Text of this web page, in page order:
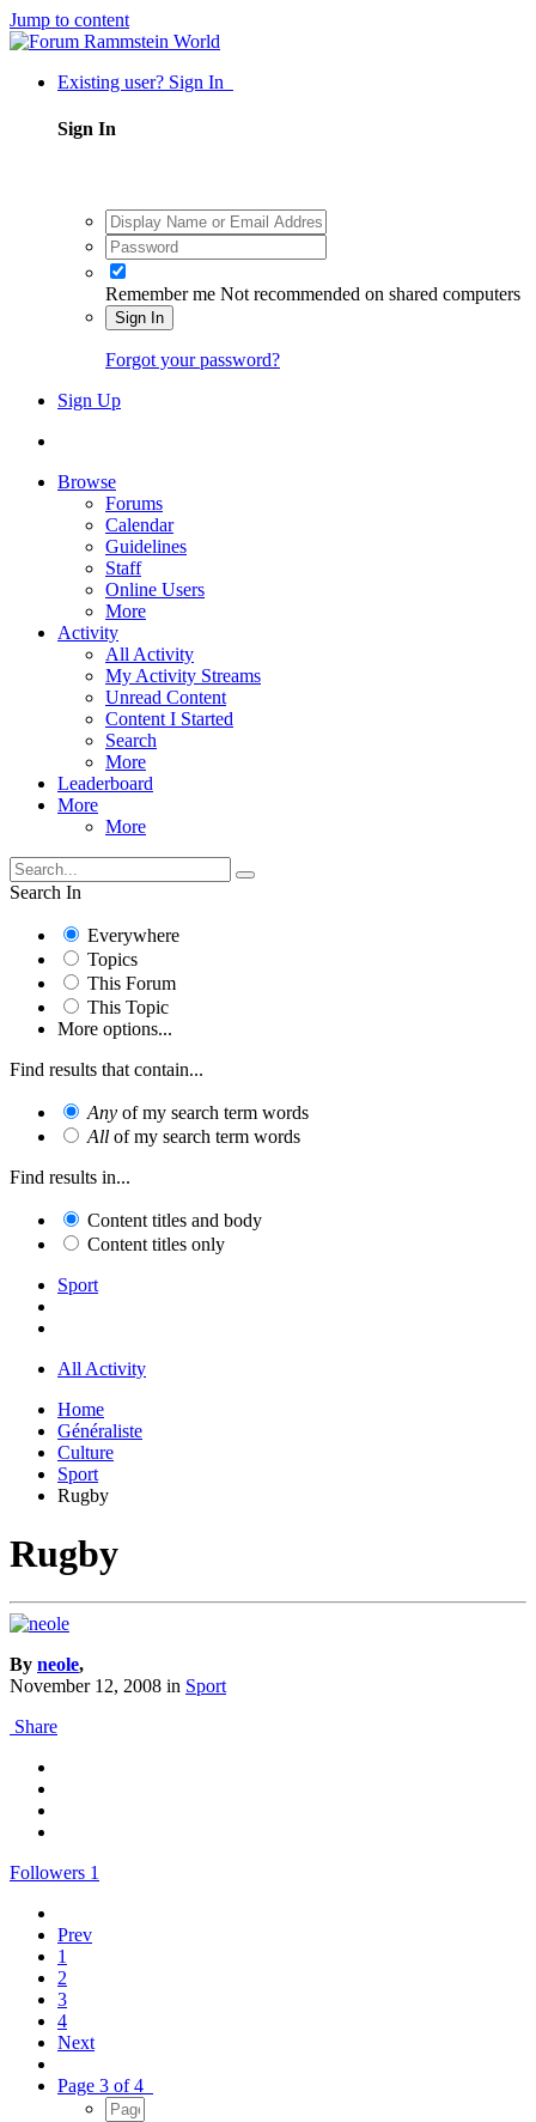
Jump to content
Existing user? Sign In
Sign In
Remember me Not recommended on shared computers
Sign In
Forgot your password?
Sign Up
Browse
Forums
Calendar
Guidelines
Staff
Online Users
More
Activity
All Activity
My Activity Streams
Unread Content
Content I Started
Search
More
Leaderboard
More
More
Search In
Everywhere
Topics
This Forum
This Topic
More options...
Find results that contain...
Any of my search term words
All of my search term words
Find results in...
Content titles and body
Content titles only
Sport
All Activity
Home
Généraliste
Culture
Sport
Rugby
Rugby
By neole,
November 12, 2008 in Sport
Share
Followers 1
Prev
1
2
3
4
Next
Page 3 of 4